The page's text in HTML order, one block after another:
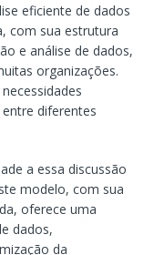
eficiente de dados
com sua estrutura
e análise de dados,
organizações.
diferentes
a essa discussão
modelo, com sua
oferece uma
dados,
da